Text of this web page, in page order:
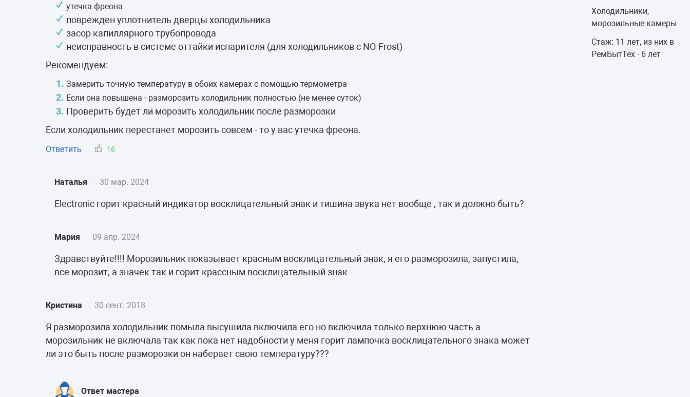
Холодильники,
морозильные камеры
Стаж: 11 лет, из них в
РемБытТех - 6 лет
утечка фреона
поврежден уплотнитель дверцы холодильника
засор капиллярного трубопровода
неисправность в системе оттайки испарителя (для холодильников с NO-Frost)
Рекомендуем:
Замерить точную температуру в обоих камерах с помощью термометра
Если она повышена - разморозить холодильник полностью (не менее суток)
Проверить будет ли морозить холодильник после разморозки
Если холодильник перестанет морозить совсем - то у вас утечка фреона.
Ответить 16
Наталья 30 мар. 2024
Electronic горит красный индикатор восклицательный знак и тишина звука нет вообще , так и должно быть?
Мария 09 апр. 2024
Здравствуйте!!!! Морозильник показывает красным восклицательный знак, я его разморозила, запустила,
все морозит, а значек так и горит крассным восклицательный знак
Кристина 30 сент. 2018
Я разморозила холодильник помыла высушила включила его но включила только верхнюю часть а
морозильник не включала так как пока нет надобности у меня горит лампочка восклицательного знака может
ли это быть после разморозки он наберает свою температуру???
Ответ мастера